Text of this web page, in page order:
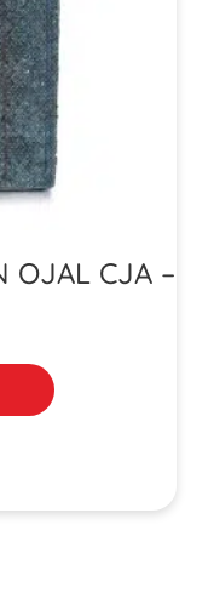
OJAL CJA –